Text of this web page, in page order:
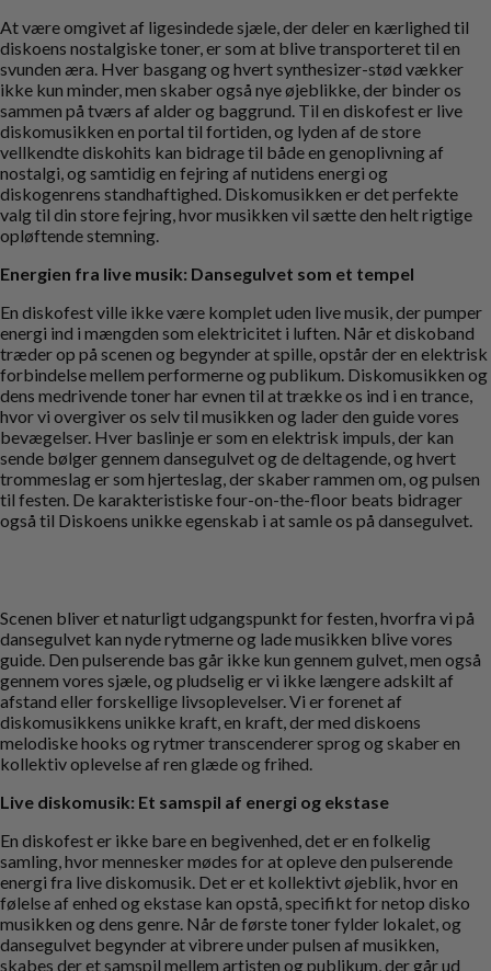
At være omgivet af ligesindede sjæle, der deler en kærlighed til
diskoens nostalgiske toner, er som at blive transporteret til en
svunden æra. Hver basgang og hvert synthesizer-stød vækker
ikke kun minder, men skaber også nye øjeblikke, der binder os
sammen på tværs af alder og baggrund. Til en diskofest er live
diskomusikken en portal til fortiden, og lyden af de store
vellkendte diskohits kan bidrage til både en genoplivning af
nostalgi, og samtidig en fejring af nutidens energi og
diskogenrens standhaftighed. Diskomusikken er det perfekte
valg til din store fejring, hvor musikken vil sætte den helt rigtige
opløftende stemning.
Energien fra live musik: Dansegulvet som et tempel
En diskofest ville ikke være komplet uden live musik, der pumper
energi ind i mængden som elektricitet i luften. Når et diskoband
træder op på scenen og begynder at spille, opstår der en elektrisk
forbindelse mellem performerne og publikum. Diskomusikken og
dens medrivende toner har evnen til at trække os ind i en trance,
hvor vi overgiver os selv til musikken og lader den guide vores
bevægelser. Hver baslinje er som en elektrisk impuls, der kan
sende bølger gennem dansegulvet og de deltagende, og hvert
trommeslag er som hjerteslag, der skaber rammen om, og pulsen
til festen. De karakteristiske four-on-the-floor beats bidrager
også til Diskoens unikke egenskab i at samle os på dansegulvet.
Scenen bliver et naturligt udgangspunkt for festen, hvorfra vi på
dansegulvet kan nyde rytmerne og lade musikken blive vores
guide. Den pulserende bas går ikke kun gennem gulvet, men også
gennem vores sjæle, og pludselig er vi ikke længere adskilt af
afstand eller forskellige livsoplevelser. Vi er forenet af
diskomusikkens unikke kraft, en kraft, der med diskoens
melodiske hooks og rytmer transcenderer sprog og skaber en
kollektiv oplevelse af ren glæde og frihed.
Live diskomusik: Et samspil af energi og ekstase
En diskofest er ikke bare en begivenhed, det er en folkelig
samling, hvor mennesker mødes for at opleve den pulserende
energi fra live diskomusik. Det er et kollektivt øjeblik, hvor en
følelse af enhed og ekstase kan opstå, specifikt for netop disko
musikken og dens genre. Når de første toner fylder lokalet, og
dansegulvet begynder at vibrere under pulsen af musikken,
skabes der et samspil mellem artisten og publikum, der går ud